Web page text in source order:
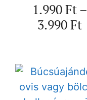
1.990Ft–
3.990Ft